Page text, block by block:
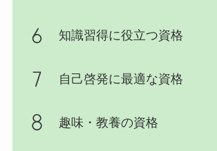
知識習得に役立つ資格
自己啓発に最適な資格
趣味・教養の資格